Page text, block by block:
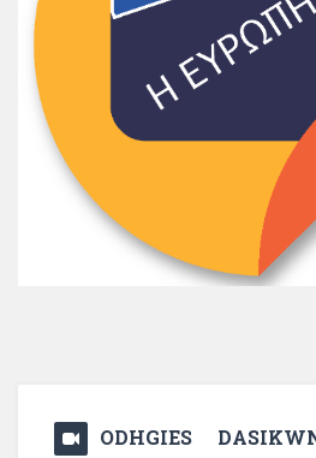
ODHGIES